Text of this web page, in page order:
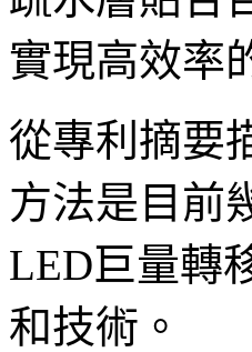
實現高效率
從專利摘要
方法是目前
LED巨量轉
和技術。